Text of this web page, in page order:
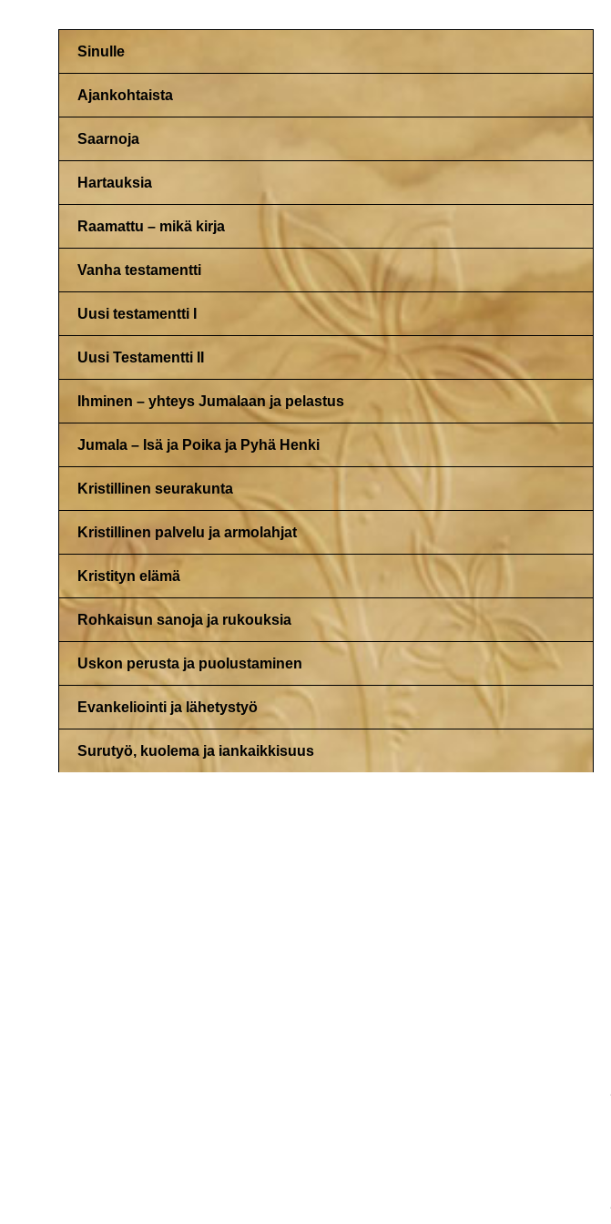
Sinulle
Ajankohtaista
Saarnoja
Hartauksia
Raamattu – mikä kirja
Vanha testamentti
Uusi testamentti I
Uusi Testamentti II
Ihminen – yhteys Jumalaan ja pelastus
Jumala – Isä ja Poika ja Pyhä Henki
Kristillinen seurakunta
Kristillinen palvelu ja armolahjat
Kristityn elämä
Rohkaisun sanoja ja rukouksia
Uskon perusta ja puolustaminen
Evankeliointi ja lähetystyö
Surutyö, kuolema ja iankaikkisuus